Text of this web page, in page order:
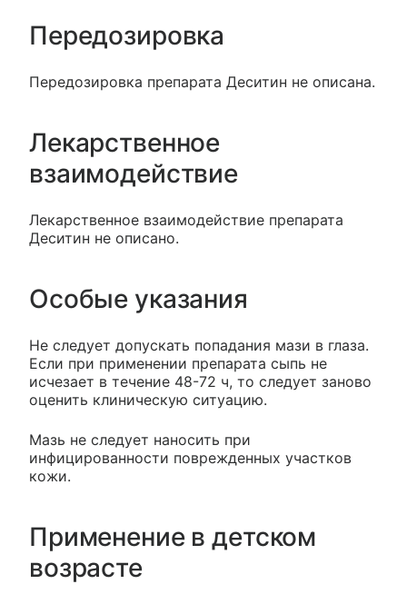
Передозировка
Передозировка препарата Деситин не описана.
Лекарственное
взаимодействие
Лекарственное взаимодействие препарата
Деситин не описано.
Особые указания
Не следует допускать попадания мази в глаза.
Если при применении препарата сыпь не
исчезает в течение 48-72 ч, то следует заново
оценить клиническую ситуацию.
Мазь не следует наносить при
инфицированности поврежденных участков
кожи.
Применение в детском
возрасте